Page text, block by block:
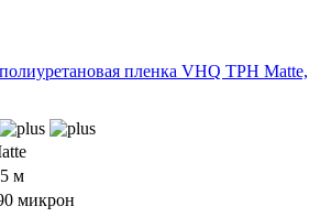
пленка VHQ TPH Matte,
м
микрон